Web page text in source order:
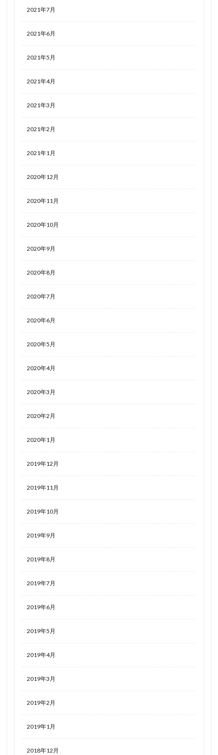
2021年7月
2021年6月
2021年5月
2021年4月
2021年3月
2021年2月
2021年1月
2020年12月
2020年11月
2020年10月
2020年9月
2020年8月
2020年7月
2020年6月
2020年5月
2020年4月
2020年3月
2020年2月
2020年1月
2019年12月
2019年11月
2019年10月
2019年9月
2019年8月
2019年7月
2019年6月
2019年5月
2019年4月
2019年3月
2019年2月
2019年1月
2018年12月